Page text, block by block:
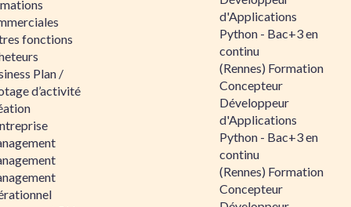
fonctions
Plan /
d’activité
d'Applications
Python - Bac+3 en
continu
(Rennes) Formation
Concepteur
Développeur
d'Applications
Python - Bac+3 en
continu
(Rennes) Formation
Concepteur